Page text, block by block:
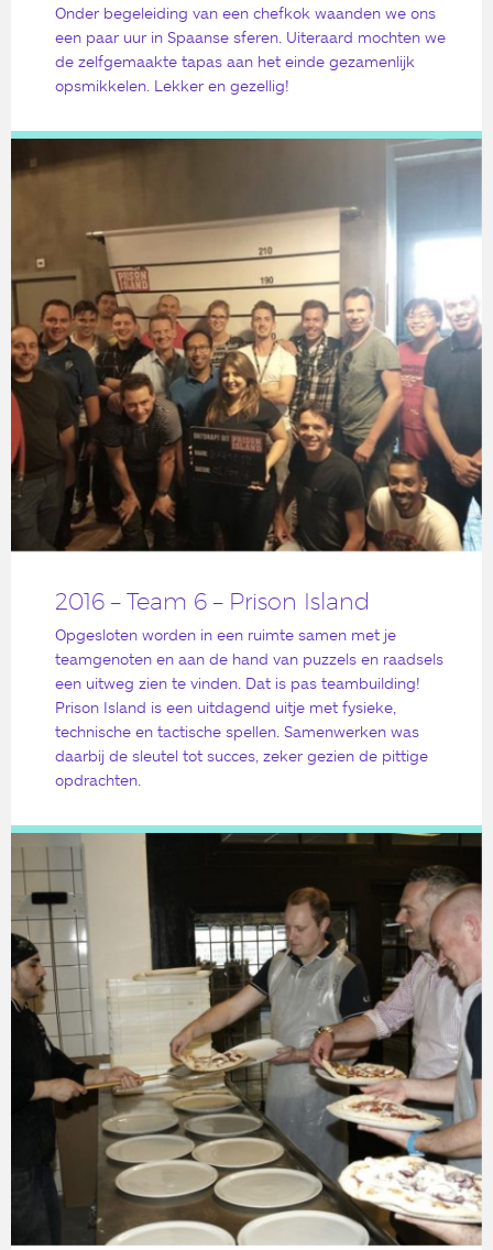
Onder begeleiding van een chefkok waanden we ons
een paar uur in Spaanse sferen. Uiteraard mochten we
de zelfgemaakte tapas aan het einde gezamenlijk
opsmikkelen. Lekker en gezellig!
2016 – Team 6 – Prison Island
Opgesloten worden in een ruimte samen met je
teamgenoten en aan de hand van puzzels en raadsels
een uitweg zien te vinden. Dat is pas teambuilding!
Prison Island is een uitdagend uitje met fysieke,
technische en tactische spellen. Samenwerken was
daarbij de sleutel tot succes, zeker gezien de pittige
opdrachten.